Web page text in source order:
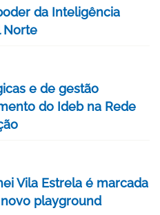
da Inteligência
Norte
e de gestão
do Ideb na Rede
Vila Estrela é marcada
playground